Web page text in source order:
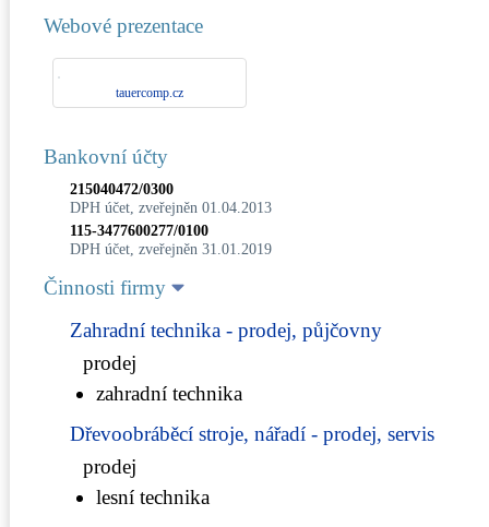
Webové prezentace
tauercomp.cz
Bankovní účty
215040472/0300
DPH účet, zveřejněn 01.04.2013
115-3477600277/0100
DPH účet, zveřejněn 31.01.2019
Činnosti firmy
Zahradní technika - prodej, půjčovny
prodej
zahradní technika
Dřevoobráběcí stroje, nářadí - prodej, servis
prodej
lesní technika